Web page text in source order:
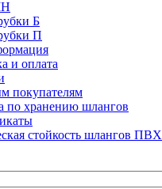
Б
П
и оплата
покупателям
по хранению шлангов
стойкость шлангов ПВХ